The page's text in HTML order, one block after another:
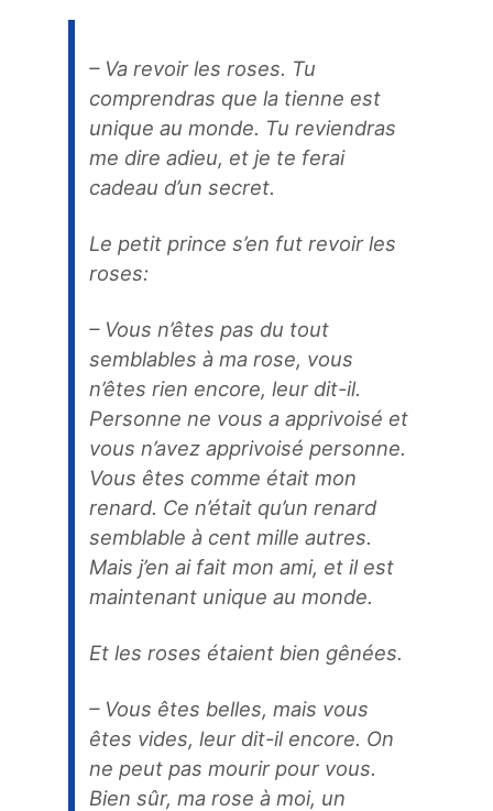
– Va revoir les roses. Tu
comprendras que la tienne est
unique au monde. Tu reviendras
me dire adieu, et je te ferai
cadeau d’un secret.
Le petit prince s’en fut revoir les
roses:
– Vous n’êtes pas du tout
semblables à ma rose, vous
n’êtes rien encore, leur dit-il.
Personne ne vous a apprivoisé et
vous n’avez apprivoisé personne.
Vous êtes comme était mon
renard. Ce n’était qu’un renard
semblable à cent mille autres.
Mais j’en ai fait mon ami, et il est
maintenant unique au monde.
Et les roses étaient bien gênées.
– Vous êtes belles, mais vous
êtes vides, leur dit-il encore. On
ne peut pas mourir pour vous.
Bien sûr, ma rose à moi, un